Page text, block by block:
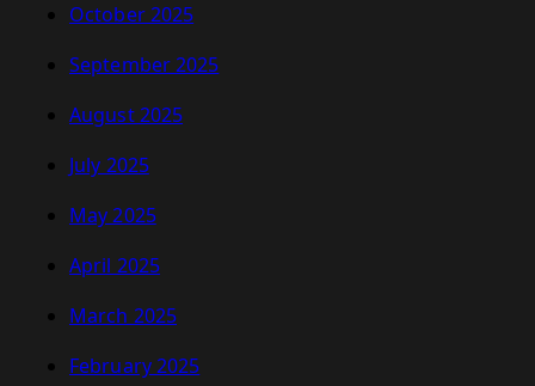
October 2025
September 2025
August 2025
July 2025
May 2025
April 2025
March 2025
February 2025